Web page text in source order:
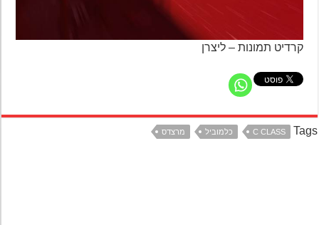
קרדיט תמונות – ליצרן
C CLASS כלמוביל מרצדס